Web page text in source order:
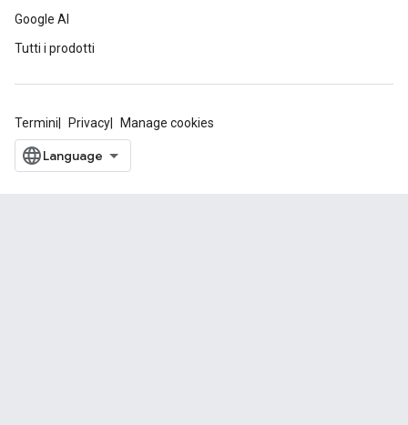
Google AI
Tutti i prodotti
Termini Privacy Manage cookies